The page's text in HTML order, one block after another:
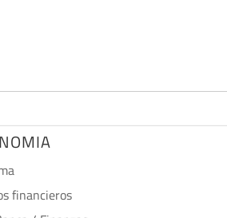
financieros